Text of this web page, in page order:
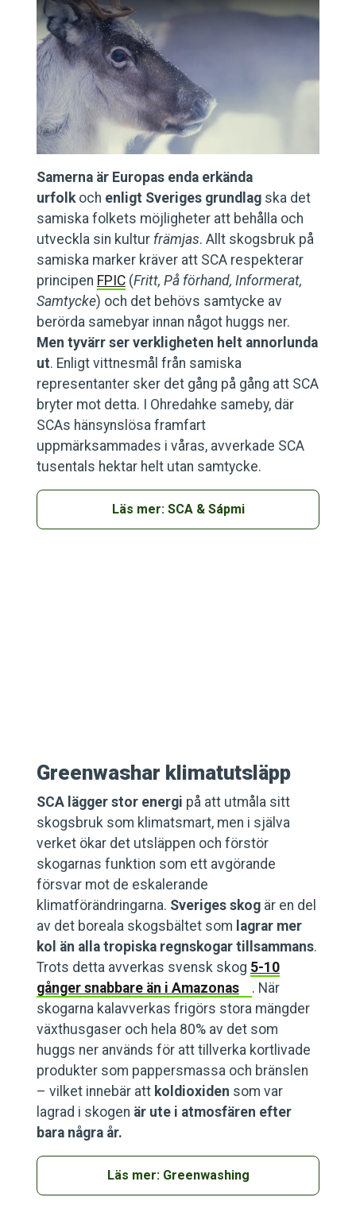
Samerna är Europas enda erkända
urfolkoch enligt Sveriges grundlagska det
samiska folkets möjligheter att behålla och
utveckla sin kultur främjas. Allt skogsbruk på
samiska marker kräver att SCA respekterar
principen FPIC(Fritt, På förhand, Informerat,
Samtycke) och det behövs samtycke av
berörda samebyar innan något huggs ner.
Men tyvärr ser verkligheten helt annorlunda
ut. Enligt vittnesmål från samiska
representanter sker det gång på gång att SCA
bryter mot detta. I Ohredahke sameby, där
SCAs hänsynslösa framfart
uppmärksammades i våras, avverkade SCA
tusentals hektar helt utan samtycke.
Läs mer: SCA & Sápmi
Greenwashar klimatutsläpp
SCA lägger stor energi på att utmåla sitt
skogsbruk som klimatsmart, men i själva
verket ökar det utsläppen och förstör
skogarnas funktion som ett avgörande
försvar mot de eskalerande
klimatförändringarna. Sveriges skogär en del
av det boreala skogsbältet som lagrar mer
kol än alla tropiska regnskogar tillsammans.
Trots detta avverkas svensk skog 5-10
gånger snabbare än i Amazonas
. När
skogarna kalavverkas frigörs stora mängder
växthusgaser och hela 80% av det som
huggs ner används för att tillverka kortlivade
produkter som pappersmassa och bränslen
– vilket innebär att koldioxiden som var
lagrad i skogen är ute i atmosfären efter
bara några år.
Läs mer: Greenwashing